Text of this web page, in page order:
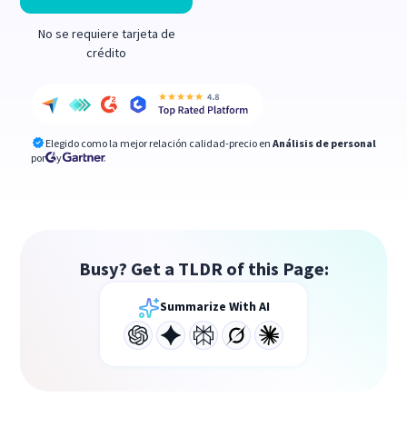
No se requiere tarjeta de
crédito
Elegido como la mejor relación calidad-precio en Análisis de personal
por
y
Busy? Get a TLDR of this Page:
Summarize With AI